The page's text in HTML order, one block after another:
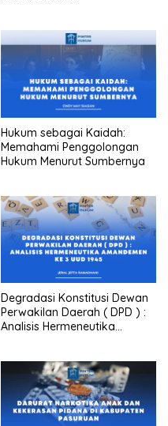
Hukum sebagai Kaidah:
Memahami Penggolongan
Hukum Menurut Sumbernya
Degradasi Konstitusi Dewan
Perwakilan Daerah ( DPD ) :
Analisis Hermeneutika